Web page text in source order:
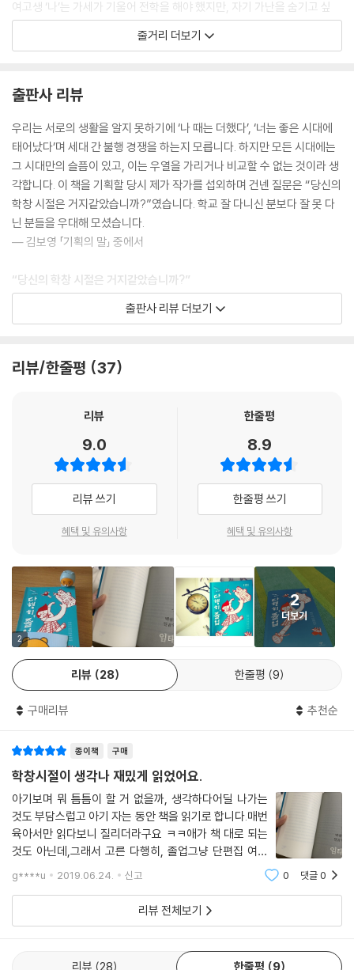
여고생 ‘나’는 가세가 기울어 전학을 해야 했지만, 자기 가난을 숨기고 싶
다. 항상 식판만 내려다보며 혼자 밥 먹는 점심시간을 견디던 사람, 그렇게
‘다행히 졸업’한 사람들이라면 누구나 공감할 신비로운 단편.
도시의 낙후한 지역에서 살아가는 여중생들의 방황하는 삶. 사회와 가족들
에게서 소외된 아이들의 공허한 심리, 자각하지 못한 채 벌어지는 폭력 등
이 잘 살아난 쓸쓸한 소설.
임태운 「백설공주와 일곱 악마들」
축구냐, 공부냐 그것이 문제로다. 2002년 한일월드컵 당시를 배경으로 거
이서영 「3학년 2반」
학교에서 대놓고 ‘이반 검열’을 하던 시절. 그 당시 성 정체성을 고민하던
그때의 아픈 순간들.
삼풍백화점 사고가 일어났다. 대입 때문에 극한의 경쟁 상황에 놓여 있던
아이들은 같은 반 친구의 죽음조차 제대로 애도하지 못한다.
김보영 「11월 3일은 학생의 날입니다」
스승의 날은 기념하지만 학생의 날은 안된다?! 고등학교 학생회 활동을 하
김상현 「나, 선도부장이야」
1990년 전교조 해직사건을 배경으로 벌어지는 선도부장 김유신의 활약.
유쾌하면서도 위악적인 분위기가 돋보이는 단편소설.
줄거리 더보기
출판사 리뷰
우리는 서로의 생활을 알지 못하기에 ‘나 때는 더했다’, ‘너는 좋은 시대에
태어났다’며 세대 간 불행 경쟁을 하는지 모릅니다. 하지만 모든 시대에는
그 시대만의 슬픔이 있고, 이는 우열을 가리거나 비교할 수 없는 것이라 생
각합니다. 이 책을 기획할 당시 제가 작가를 섭외하며 건넨 질문은 “당신의
학창 시절은 거지같았습니까?”였습니다. 학교 잘 다니신 분보다 잘 못 다
닌 분들을 우대해 모셨습니다.
― 김보영 「기획의 말」 중에서
“당신의 학창 시절은 거지같았습니까?”
학창 시절, 하면 무엇이 떠오르는가? 입시 경쟁과 학벌주의, 그로 인한 후
고, 가끔 아직도 시험 보는 악몽을 꾼다고 말하는 사람도 있을 정도다. 『다
을 소설을 통해 돌아보게 만드는 특별한 책이다. 『다행히 졸업』을 함께 쓴
의 질문에 누구보다 진솔하게 응답했다. SF, 판타지, 만화 등 다양한 장르
를 주조해 낼 줄 아는 재능 넘치는 작가들이 자신의 학창 시절을 토대로 또
는 취재를 바탕으로, 2015년부터 1990년까지 각자 마음을 울리는 어느
해의 이야기를 그렸다. 보통의 학생들이 경험했던 불안과 억압의 순간들을
각자의 개성으로 세밀하게 포착하며 때로는 씁쓸한 웃음을, 통렬한 쾌감
콱 집어던져 버리고 싶은 과거, 잊고 있던 너와 나의 학교생활
현재에서 과거로 거슬러 올라가는 역사서와도 같은 이 소설집을 통해 사학
재단의 비리(「새들은 나는 게 재미있을까」), 청소년 동성애에 대한 검열
(「3학년 2반」), 극한의 입시 경쟁(「비겁의 발견」), 전교조 해직 사건(「나,
선도부장이야」) 등등 이 사회의 굵직한 이슈들이 우리 곁에 생생하게 살아
리 사회의 문제들을 보여준다.
주인공 학생들은 이사 및 전학을 겪으며 ‘혼자 밥 먹는’ 외로움을 담담히 보
여주거나(「환한 밤」), 방치된 도시의 변두리에서 또래끼리 어울리며 방황
하는 모습으로 그려지며 잊고 있던 그 시절의 고독과 소외를 되살려 낸다
(「얼굴 없는 딸들」). 그러나 한편으로는 어른들의 비논리에 맞서 지지 않고
저항하는 주체로 호명되기도 하고(「11월 3일은 학생의 날입니다」), 그 어
떤 억압에도 기어이 유머를 잃지 않으며(「백설공주와 일곱 악마들」) 건강
함을 입증한다.
유쾌하고 씁쓸한, 괴롭고도 그리운 특별한 맛
감이 연이어 떠오르는 독자들에게 소설집 『다행히 졸업』은 ‘어른이 된다는
출판사 리뷰 더보기
리뷰/한줄평 37
리뷰
9.0
리뷰 쓰기
혜택 및 유의사항
한줄평
8.9
한줄평 쓰기
혜택 및 유의사항
2
2
더보기
리뷰 28 한줄평 9
구매리뷰 추천순
종이책 구매
학창시절이 생각나 재밌게 읽었어요.
아기보며 뭐 틈틈이 할 거 없을까, 생각하다어딜 나가는
것도 부담스럽고 아기 자는 동안 책을 읽기로 합니다.매번
육아서만 읽다보니 질리더라구요 ㅋㅋ애가 책 대로 되는
것도 아닌데,그래서 고른 다행히, 졸업그냥 단편집 여러
개 같아서 술술 읽히고아기 낮잠타임에 읽기는 더 좋았네
요.그 중 2002년도 이야기를 읽고 참.. 오래전 기억이 살
아나요저도 고3, 2002년 월드컵이 열리던 때
g****u 2019.06.24. 신고 0 댓글0
리뷰 전체보기
리뷰 28 한줄평 9